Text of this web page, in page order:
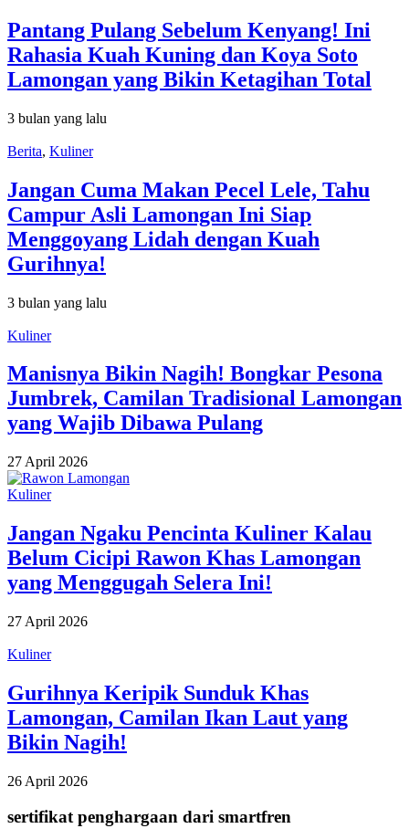
Pantang Pulang Sebelum Kenyang! Ini
Rahasia Kuah Kuning dan Koya Soto
Lamongan yang Bikin Ketagihan Total
3 bulan yang lalu
Berita, Kuliner
Jangan Cuma Makan Pecel Lele, Tahu
Campur Asli Lamongan Ini Siap
Menggoyang Lidah dengan Kuah
Gurihnya!
3 bulan yang lalu
Kuliner
Manisnya Bikin Nagih! Bongkar Pesona
Jumbrek, Camilan Tradisional Lamongan
yang Wajib Dibawa Pulang
27 April 2026
Kuliner
Jangan Ngaku Pencinta Kuliner Kalau
Belum Cicipi Rawon Khas Lamongan
yang Menggugah Selera Ini!
27 April 2026
Kuliner
Gurihnya Keripik Sunduk Khas
Lamongan, Camilan Ikan Laut yang
Bikin Nagih!
26 April 2026
sertifikat penghargaan dari smartfren